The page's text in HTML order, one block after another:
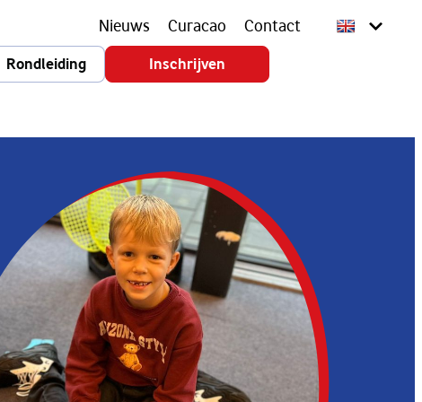
Nieuws Curacao Contact
Rondleiding Inschrijven